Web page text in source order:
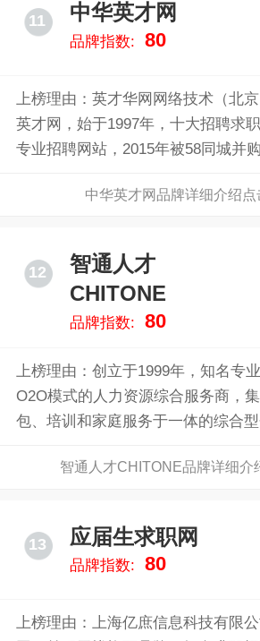
11 中华英才网
品牌指数: 80
上榜理由：英才华网网络技术（北
英才网，始于1997年，十大招聘求
专业招聘网站，2015年被58同城并
中华英才网品牌详细介绍点
12
智通人才
CHITONE
品牌指数: 80
上榜理由：创立于1999年，知名专
O2O模式的人力资源综合服务商，
包、培训和家庭服务于一体的综合
智通人才CHITONE品牌详细介
13 应届生求职网
品牌指数: 80
上榜理由：上海亿庶信息科技有限